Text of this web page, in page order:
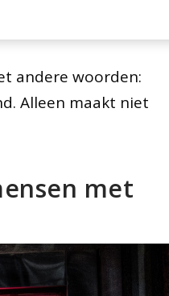
andere woorden:
Alleen maakt niet
met